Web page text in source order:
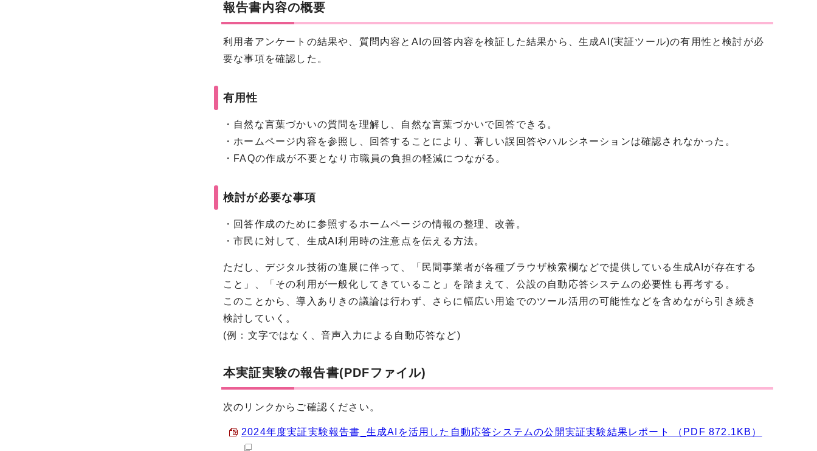
報告書内容の概要
利用者アンケートの結果や、質問内容とAIの回答内容を検証した結果から、生成AI(実証ツール)の有用性と検討が必
要な事項を確認した。
有用性
・自然な言葉づかいの質問を理解し、自然な言葉づかいで回答できる。
・ホームページ内容を参照し、回答することにより、著しい誤回答やハルシネーションは確認されなかった。
・FAQの作成が不要となり市職員の負担の軽減につながる。
検討が必要な事項
・回答作成のために参照するホームページの情報の整理、改善。
・市民に対して、生成AI利用時の注意点を伝える方法。
ただし、デジタル技術の進展に伴って、「民間事業者が各種ブラウザ検索欄などで提供している生成AIが存在する
こと」、「その利用が一般化してきていること」を踏まえて、公設の自動応答システムの必要性も再考する。
このことから、導入ありきの議論は行わず、さらに幅広い用途でのツール活用の可能性などを含めながら引き続き
検討していく。
(例：文字ではなく、音声入力による自動応答など)
本実証実験の報告書(PDFファイル)
次のリンクからご確認ください。
2024年度実証実験報告書_生成AIを活用した自動応答システムの公開実証実験結果レポート （PDF 872.1KB）